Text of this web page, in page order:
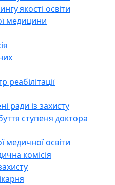
якості освіти
медицини
реабілітації
ради із захисту
ступеня доктора
медичної освіти
комісія